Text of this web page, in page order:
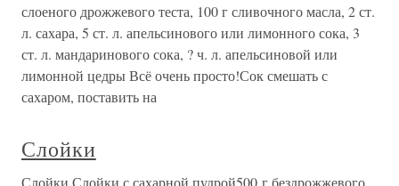
слоеного дрожжевого теста, 100 г сливочного масла, 2 ст.
л. сахара, 5 ст. л. апельсинового или лимонного сока, 3
ст. л. мандаринового сока, ? ч. л. апельсиновой или
лимонной цедры Всё очень просто!Сок смешать с
сахаром, поставить на
Слойки
Слойки Слойки с сахарной пудрой500 г бездрожжевого